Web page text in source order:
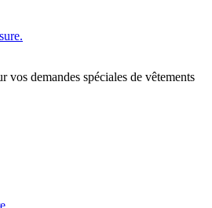
vos demandes spéciales de vêtements